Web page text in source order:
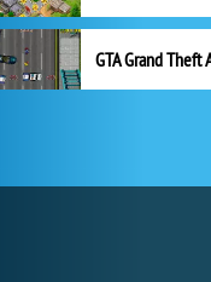
GTA Grand Theft